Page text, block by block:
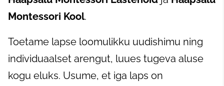
Montessori Kool.
Toetame lapse loomulikku uudishimu ning
individuaalset arengut, luues tugeva aluse
kogu eluks. Usume, et iga laps on